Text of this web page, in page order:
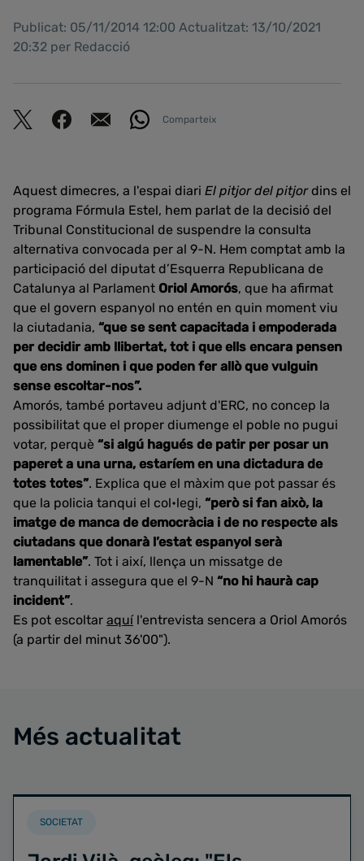
Publicat: 05/11/2014 12:00 Actualitzat: 13/10/2021
20:32 per Redacció
Comparteix
Aquest dimecres, a l'espai diari El pitjor del pitjordins el
programa Fórmula Estel, hem parlat de la decisió del
Tribunal Constitucional de suspendre la consulta
alternativa convocada per al 9-N. Hem comptat amb la
participació del diputat d’Esquerra Republicana de
Catalunya al Parlament Oriol Amorós, que ha afirmat
que el govern espanyol no entén en quin moment viu
la ciutadania, “que se sent capacitada i empoderada
per decidir amb llibertat, tot i que ells encara pensen
que ens dominen i que poden fer allò que vulguin
sense escoltar-nos”.
Amorós, també portaveu adjunt d'ERC, no concep la
possibilitat que el proper diumenge el poble no pugui
votar, perquè “si algú hagués de patir per posar un
paperet a una urna, estaríem en una dictadura de
totes totes”. Explica que el màxim que pot passar és
que la policia tanqui el col•legi, “però si fan això, la
imatge de manca de democràcia i de no respecte als
ciutadans que donarà l’estat espanyol serà
lamentable”. Tot i així, llença un missatge de
tranquilitat i assegura que el 9-N “no hi haurà cap
incident”.
Es pot escoltar aquíl'entrevista sencera a Oriol Amorós
(a partir del minut 36'00").
Més actualitat
SOCIETAT